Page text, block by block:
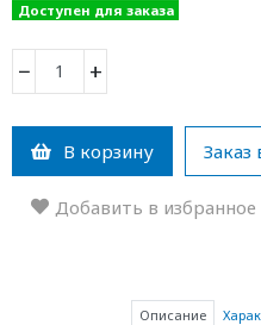
Доступен для заказа
− +
В корзину Заказ
Добавить в избранное
Описание